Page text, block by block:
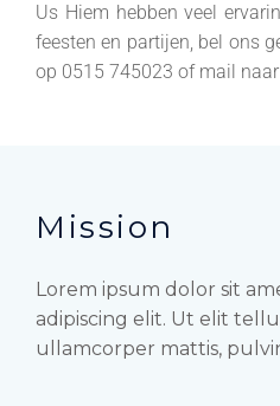
Us Hiem hebben veel
feesten en partijen, bel ons
op 0515 745023 of mail naar
Mission
Lorem ipsum dolor sit
adipiscing elit. Ut elit
ullamcorper mattis,